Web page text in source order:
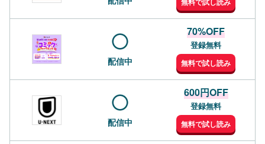
配信中
70%OFF
登録無料
無料で試し読み
配信中
600円OFF
登録無料
無料で試し読み